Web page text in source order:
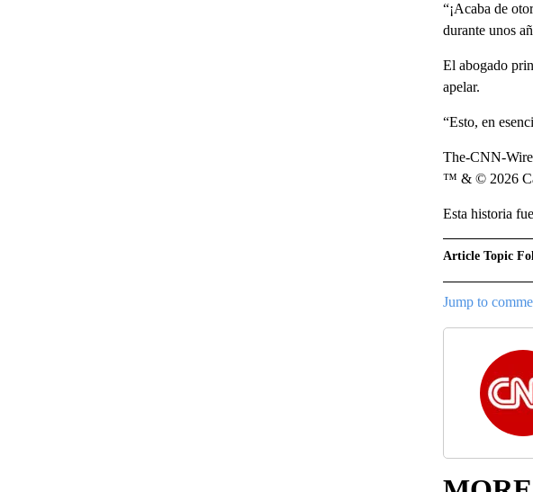
“¡Acaba de
durante unos
El abogado
apelar.
“Esto, en
The-CNN-Wire
™ & © 2026
Esta historia
Article Topic
Jump to